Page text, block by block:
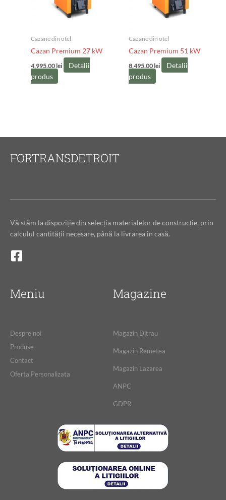
Cazane din otel
Cazan Premium 27 kW
4,995.00 lei
Detalii
produs
Cazane din otel
Cazan Premium 51 kW
8,495.00 lei
Detalii
produs
FORTRANSDETROIT
Vă stăm la dispoziție din selecția materialelor de construcție, prin
calculul cantității necesare, până la livrarea în casă.
Meniu
Despre noi
Produse
Contact
Oferta Personalizata
Magazine
Magazin Ditrau
Magazin Remetea
Magazin Lazarea
ANPC
GDPR